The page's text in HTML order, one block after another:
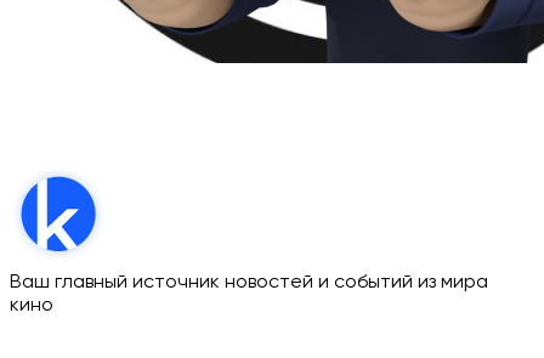
Ваш главный источник новостей и событий из мира
кино